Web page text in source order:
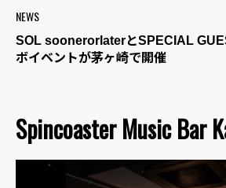
NEWS
SOL soonerorlaterとSPECIAL
ボイベントが茅ヶ崎で開催
Spincoaster Music Bar